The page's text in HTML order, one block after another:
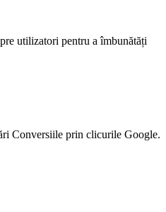
utilizatori pentru a îmbunătăți
Conversiile prin clicurile Google.